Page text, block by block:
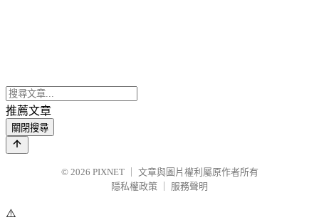
推薦文章
關閉搜尋
© 2026 PIXNET
文章與圖片權利屬原作者所有
隱私權政策
服務聲明
⚠️